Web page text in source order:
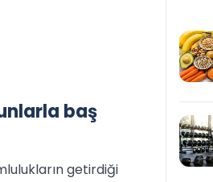
baş
getirdiği